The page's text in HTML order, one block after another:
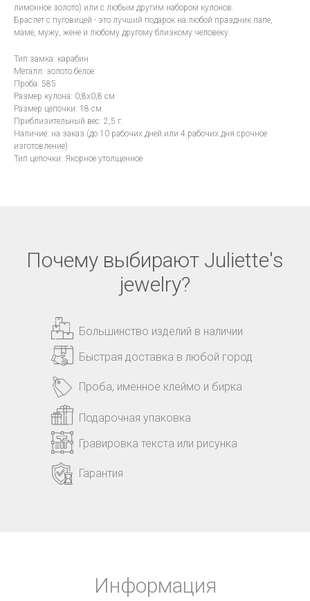
лимонное золото) или с любым другим набором кулонов.
Браслет с пуговицей - это лучший подарок на любой праздник папе,
маме, мужу, жене и любому другому близкому человеку.
Тип замка: карабин
Металл: золото белое
Проба: 585
Размер кулона: 0,8x0,8 см
Размер цепочки: 18 см
Приблизительный вес: 2,5 г.
Наличие: на заказ (до 10 рабочих дней или 4 рабочих дня срочное
изготовление)
Тип цепочки: Якорное утолщенное
Почему выбирают Juliette's
jewelry?
Большинство изделий в наличии
Быстрая доставка в любой город
Подарочная упаковка
Гравировка текста или рисунка
Проба, именное клеймо и бирка
Гарантия
Информация